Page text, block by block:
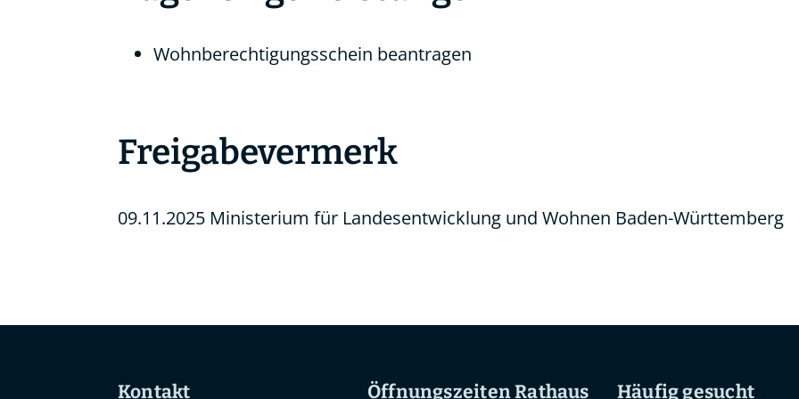
Wohnberechtigungsschein beantragen
Freigabevermerk
09.11.2025 Ministerium für Landesentwicklung und Wohnen Baden-Württemberg
Kontakt Öffnungszeiten Rathaus Häufig gesucht